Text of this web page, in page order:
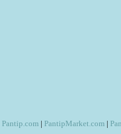
Pantip.com | PantipMarket.com |